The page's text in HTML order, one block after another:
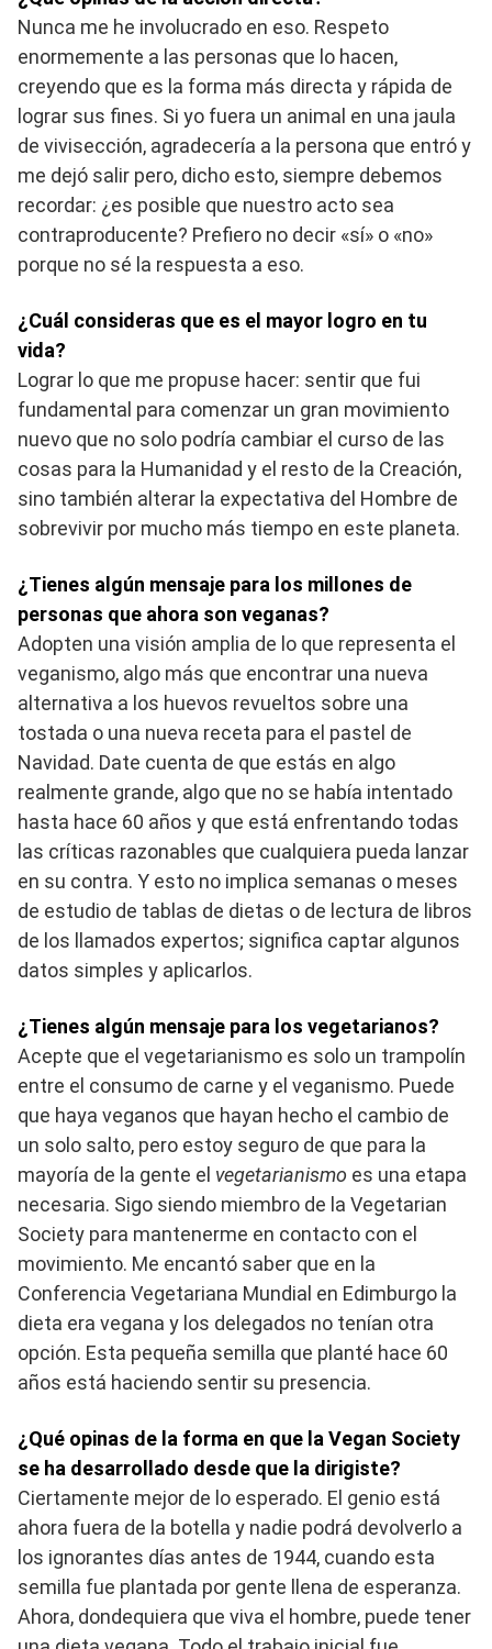
Nunca me he involucrado en eso. Respeto
enormemente a las personas que lo hacen,
creyendo que es la forma más directa y rápida de
lograr sus fines. Si yo fuera un animal en una jaula
de vivisección, agradecería a la persona que entró y
me dejó salir pero, dicho esto, siempre debemos
recordar: ¿es posible que nuestro acto sea
contraproducente? Prefiero no decir «sí» o «no»
porque no sé la respuesta a eso.
¿Cuál consideras que es el mayor logro en tu
vida?
Lograr lo que me propuse hacer: sentir que fui
fundamental para comenzar un gran movimiento
nuevo que no solo podría cambiar el curso de las
cosas para la Humanidad y el resto de la Creación,
sino también alterar la expectativa del Hombre de
sobrevivir por mucho más tiempo en este planeta.
¿Tienes algún mensaje para los millones de
personas que ahora son veganas?
Adopten una visión amplia de lo que representa el
veganismo, algo más que encontrar una nueva
alternativa a los huevos revueltos sobre una
tostada o una nueva receta para el pastel de
Navidad. Date cuenta de que estás en algo
realmente grande, algo que no se había intentado
hasta hace 60 años y que está enfrentando todas
las críticas razonables que cualquiera pueda lanzar
en su contra. Y esto no implica semanas o meses
de estudio de tablas de dietas o de lectura de libros
de los llamados expertos; significa captar algunos
datos simples y aplicarlos.
¿Tienes algún mensaje para los vegetarianos?
Acepte que el vegetarianismo es solo un trampolín
entre el consumo de carne y el veganismo. Puede
que haya veganos que hayan hecho el cambio de
un solo salto, pero estoy seguro de que para la
mayoría de la gente el vegetarianismo es una etapa
necesaria. Sigo siendo miembro de la Vegetarian
Society para mantenerme en contacto con el
movimiento. Me encantó saber que en la
Conferencia Vegetariana Mundial en Edimburgo la
dieta era vegana y los delegados no tenían otra
opción. Esta pequeña semilla que planté hace 60
años está haciendo sentir su presencia.
¿Qué opinas de la forma en que la Vegan Society
se ha desarrollado desde que la dirigiste?
Ciertamente mejor de lo esperado. El genio está
ahora fuera de la botella y nadie podrá devolverlo a
los ignorantes días antes de 1944, cuando esta
semilla fue plantada por gente llena de esperanza.
Ahora, dondequiera que viva el hombre, puede tener